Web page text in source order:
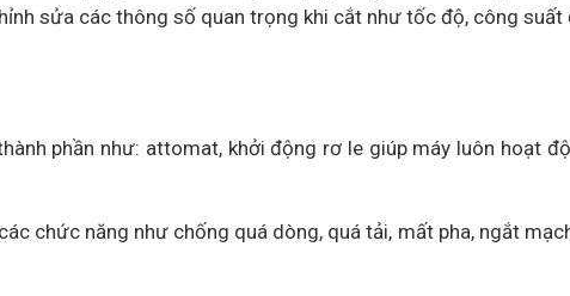
sửa các thông số quan trọng khi cắt như tốc độ, công suất
phần như: attomat, khởi động rơ le giúp máy luôn hoạt
chức năng như chống quá dòng, quá tải, mất pha, ngắt